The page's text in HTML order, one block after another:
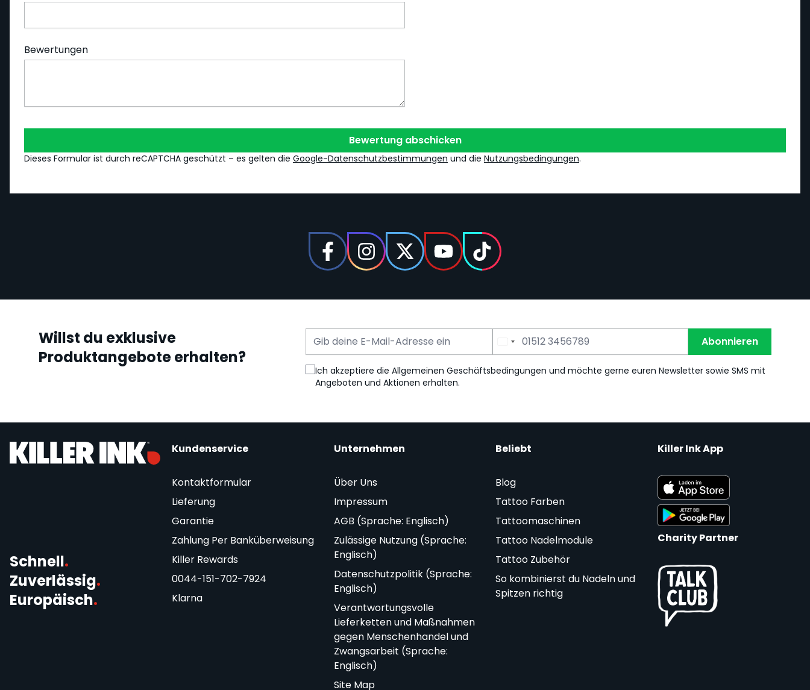
Bewertungen
Bewertung abschicken
Dieses Formular ist durch reCAPTCHA geschützt – es gelten die Google-Datenschutzbestimmungen und die Nutzungsbedingungen.
Willst du exklusive
Produktangebote erhalten?
E-Mail Adresse
Telefonnummer Abonnieren
Ich akzeptiere die Allgemeinen Geschäftsbedingungen und möchte gerne euren Newsletter sowie SMS mit
Angeboten und Aktionen erhalten.
Schnell.
Zuverlässig.
Europäisch.
Kundenservice
Kontaktformular
Lieferung
Garantie
Zahlung Per Banküberweisung
Killer Rewards
0044-151-702-7924
Klarna
Unternehmen
Über Uns
Impressum
AGB (Sprache: Englisch)
Zulässige Nutzung (Sprache:
Englisch)
Datenschutzpolitik (Sprache:
Englisch)
Verantwortungsvolle
Lieferketten und Maßnahmen
gegen Menschenhandel und
Zwangsarbeit (Sprache:
Englisch)
Site Map
Beliebt
Blog
Tattoo Farben
Tattoomaschinen
Tattoo Nadelmodule
Tattoo Zubehör
So kombinierst du Nadeln und
Spitzen richtig
Killer Ink App
Charity Partner